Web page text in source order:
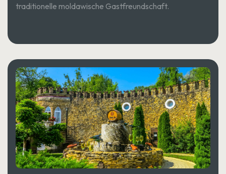
traditionelle moldawische Gastfreundschaft.